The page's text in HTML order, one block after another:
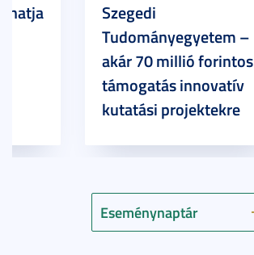
Eseménynaptár
Szegedi
Tudományegyetem –
akár 70 millió forintos
támogatás innovatív
kutatási projektekre